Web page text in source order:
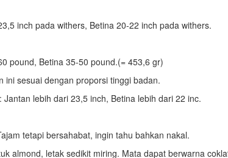
inch pada withers, Betina 20-22 inch pada withers.
pound, Betina 35-50 pound.(= 453,6 gr)
ini sesuai dengan proporsi tinggi badan.
Jantan lebih dari 23,5 inch, Betina lebih dari 22 inc.
tetapi bersahabat, ingin tahu bahkan nakal.
almond, letak sedikit miring. Mata dapat berwarna